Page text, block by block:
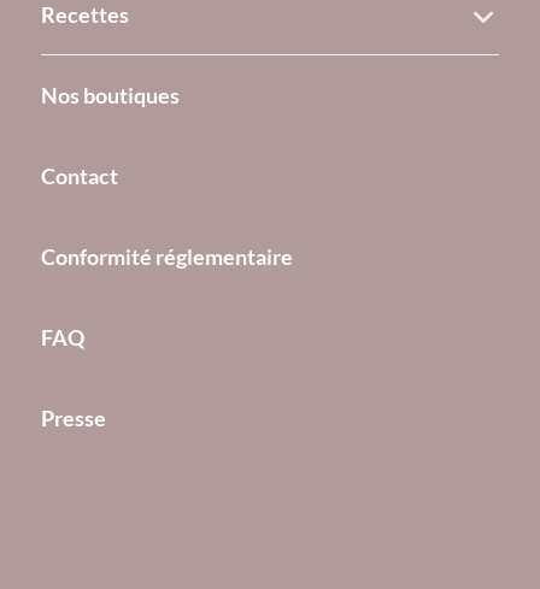
Recettes
Nos boutiques
Contact
Conformité réglementaire
FAQ
Presse